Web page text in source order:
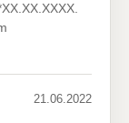
21.06.2022